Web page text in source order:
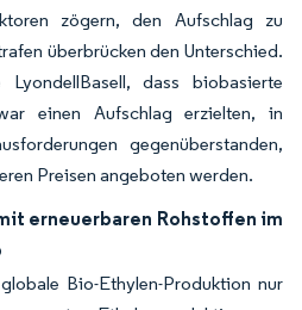
zögern, den Aufschlag zu
überbrücken den Unterschied.
dass biobasierte
einen Aufschlag erzielten, in
gegenüberstanden,
Preisen angeboten werden.
erneuerbaren Rohstoffen im
Bio-Ethylen-Produktion nur